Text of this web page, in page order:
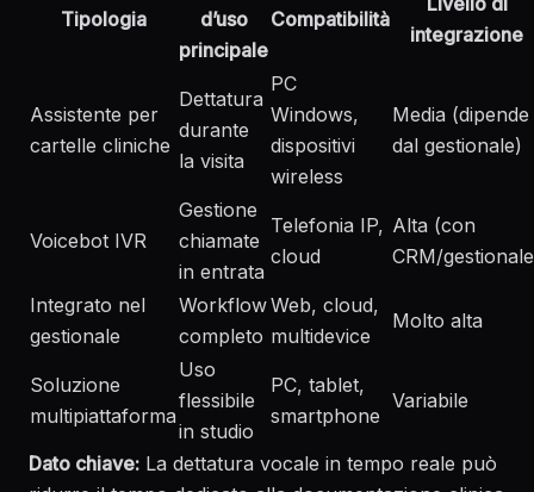
Tipologia
d’uso
principale
Compatibilità
integrazione
Assistente per
cartelle cliniche
Dettatura
durante
la visita
PC
Windows,
dispositivi
wireless
Media (dipende
dal gestionale)
Voicebot IVR
Gestione
chiamate
in entrata
Telefonia IP,
cloud
Alta (con
CRM/
Integrato nel
gestionale
Workflow
completo
Web, cloud,
multidevice
Molto alta
Soluzione
multipiattaforma
Uso
flessibile
in studio
PC, tablet,
smartphone
Variabile
Dato chiave: La dettatura vocale in tempo reale può